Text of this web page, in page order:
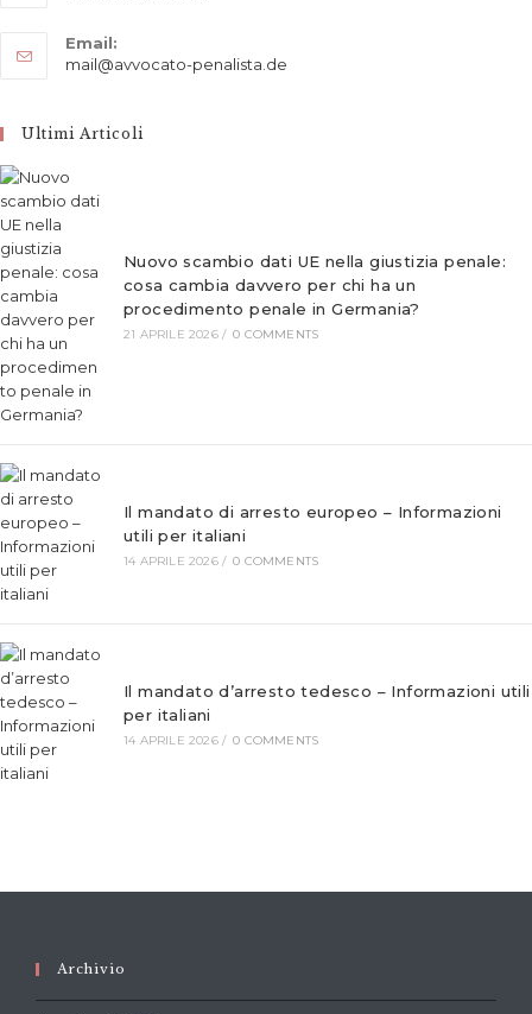
in
your
Email:
mail@avvocato-penalista.de
Ultimi Articoli
Nuovo scambio dati UE nella giustizia penale:
cosa cambia davvero per chi ha un
procedimento penale in Germania?
21 APRILE 2026 / 0 COMMENTS
Il mandato di arresto europeo – Informazioni
utili per italiani
14 APRILE 2026 / 0 COMMENTS
Il mandato d’arresto tedesco – Informazioni utili
per italiani
14 APRILE 2026 / 0 COMMENTS
Archivio